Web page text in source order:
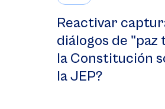
Reactivar
diálogos de "paz
la Constitución
la JEP?